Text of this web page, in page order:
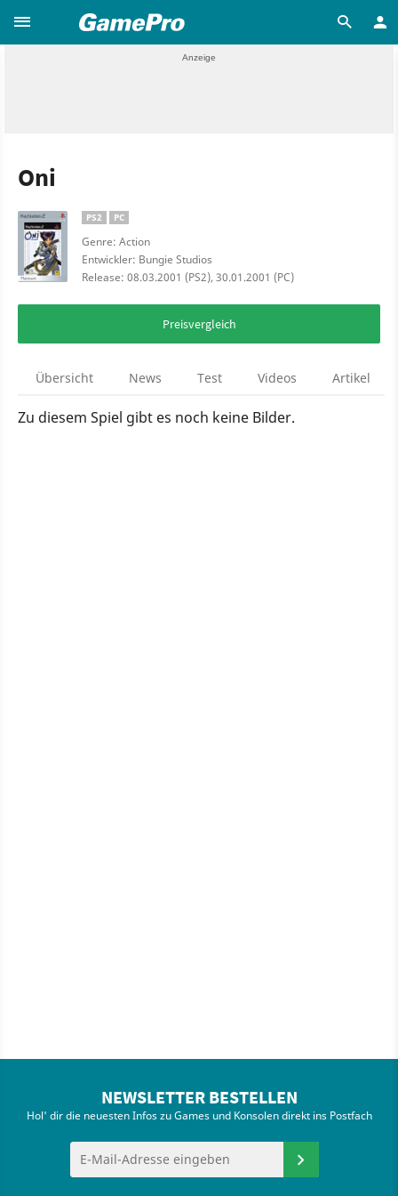
Oni
PS2 PC
Genre: Action
Entwickler: Bungie Studios
Release: 08.03.2001 (PS2), 30.01.2001 (PC)
Preisvergleich
Übersicht News Test Videos Artikel
Zu diesem Spiel gibt es noch keine Bilder.
NEWSLETTER BESTELLEN
Hol' dir die neuesten Infos zu Games und Konsolen direkt ins Postfach